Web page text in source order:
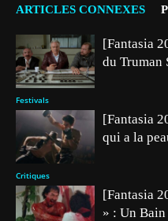
ARTICLES CONNEXES
Festivals
[Fantasia
du Truman
Critiques
[Fantasia
qui a la
[Fantasia
» : Un Bain